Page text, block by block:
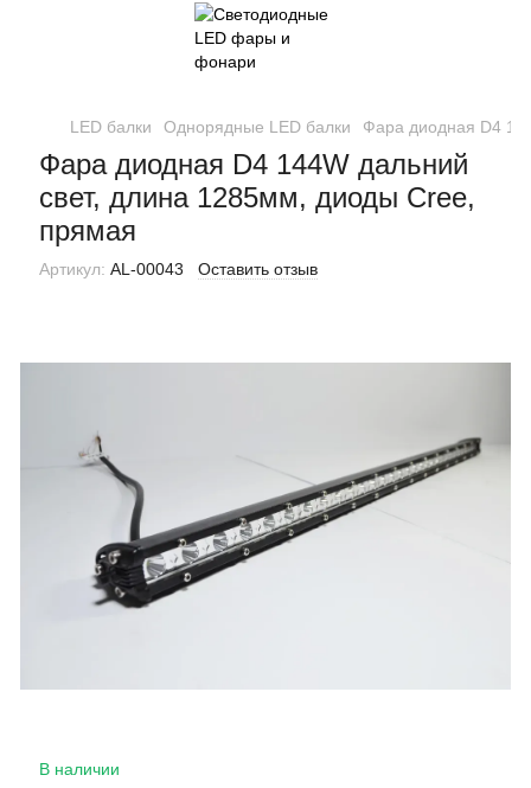
LED балки Однорядные LED балки Фара диодная D4
Фара диодная D4 144W дальний
свет, длина 1285мм, диоды Cree,
прямая
Артикул: AL-00043 Оставить отзыв
В наличии